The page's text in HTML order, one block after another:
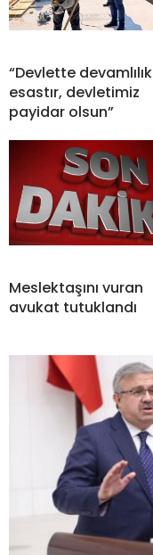
“Devlette devamlılık
esastır, devletimiz
payidar olsun”
Meslektaşını vuran
avukat tutuklandı